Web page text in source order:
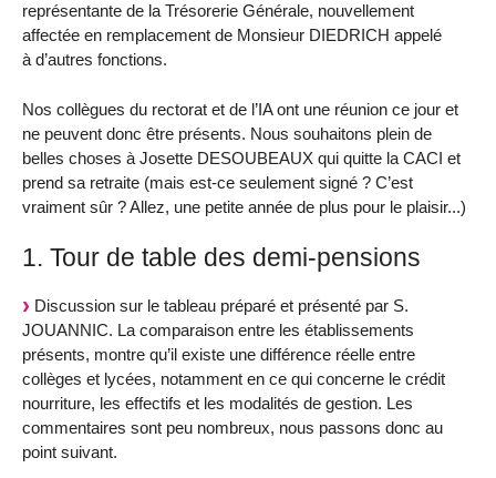
représentante de la Trésorerie Générale, nouvellement
affectée en remplacement de Monsieur DIEDRICH appelé
à d’autres fonctions.
Nos collègues du rectorat et de l’IA ont une réunion ce jour et
ne peuvent donc être présents. Nous souhaitons plein de
belles choses à Josette DESOUBEAUX qui quitte la CACI et
prend sa retraite (mais est-ce seulement signé ? C’est
vraiment sûr ? Allez, une petite année de plus pour le plaisir...)
1. Tour de table des demi-pensions
Discussion sur le tableau préparé et présenté par S.
JOUANNIC. La comparaison entre les établissements
présents, montre qu’il existe une différence réelle entre
collèges et lycées, notamment en ce qui concerne le crédit
nourriture, les effectifs et les modalités de gestion. Les
commentaires sont peu nombreux, nous passons donc au
point suivant.